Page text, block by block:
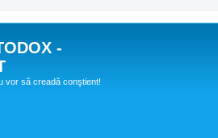
-
vor să creadă conştient!